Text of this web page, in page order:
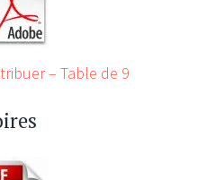
– Table de 9